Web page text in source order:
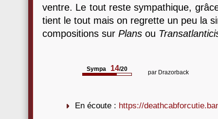
ventre. Le tout reste sympathique,
tient le tout mais on regrette un peu la
compositions sur Plans ou
Sympa 14/20 par Drazorback
En écoute : https://